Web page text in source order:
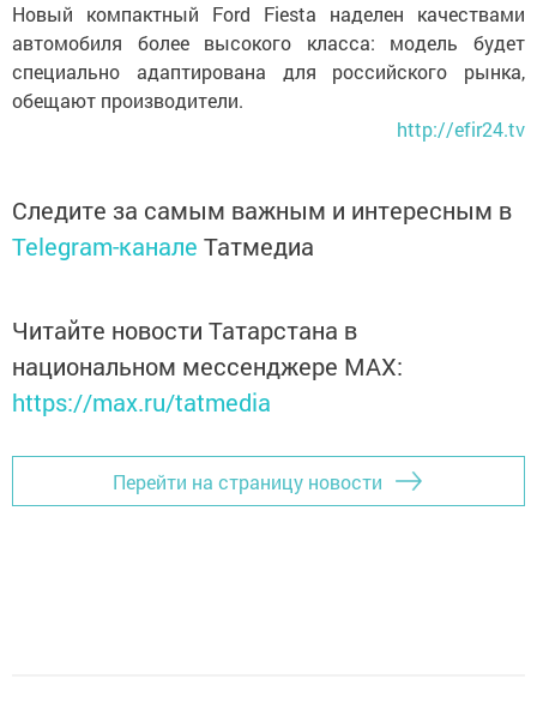
Новый компактный Ford Fiesta наделен качествами
автомобиля более высокого класса: модель будет
специально адаптирована для российского рынка,
обещают производители.
http://efir24.tv
Следите за самым важным и интересным в
Telegram-канале Татмедиа
Читайте новости Татарстана в
национальном мессенджере MАХ:
https://max.ru/tatmedia
Перейти на страницу новости